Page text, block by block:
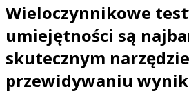
Wieloczynnikowe
umiejętności są
skutecznym
przewidywaniu